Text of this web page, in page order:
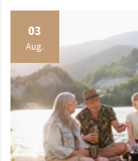
03
Aug.